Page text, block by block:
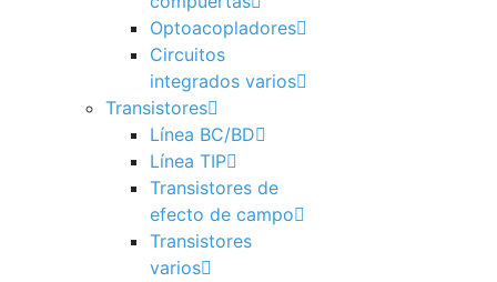
Optoacopladores
Circuitos
integrados varios
Transistores
Línea BC/BD
Línea TIP
Transistores de
efecto de campo
Transistores
varios